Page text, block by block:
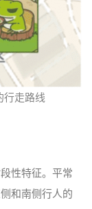
行走路线
性特征。平常
和南侧行人的